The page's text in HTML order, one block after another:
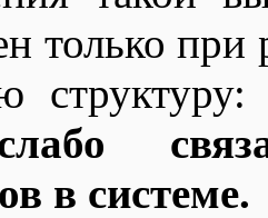
только
в системе.